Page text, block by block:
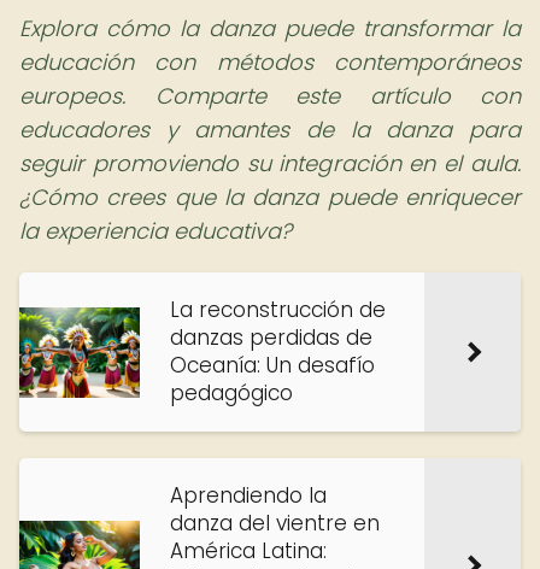
Explora cómo la danza puede transformar la
educación con métodos contemporáneos
europeos. Comparte este artículo con
educadores y amantes de la danza para
seguir promoviendo su integración en el aula.
¿Cómo crees que la danza puede enriquecer
la experiencia educativa?
La reconstrucción de
danzas perdidas de
Oceanía: Un desafío
pedagógico
Aprendiendo la
danza del vientre en
América Latina: